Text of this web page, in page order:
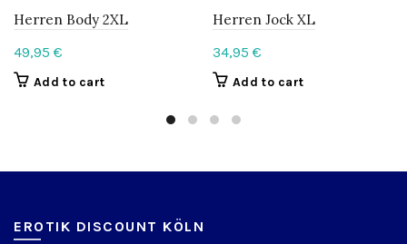
Herren Body 2XL
49,95 €
Add to cart
Herren Jock XL
34,95 €
Add to cart
EROTIK DISCOUNT KÖLN